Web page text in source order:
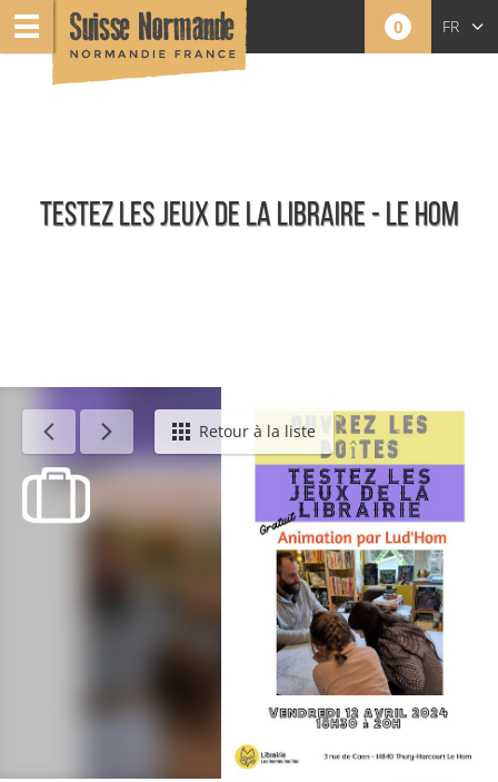
0 FR
TESTEZ LES JEUX DE LA LIBRAIRE - LE HOM
Événements Retour à la liste